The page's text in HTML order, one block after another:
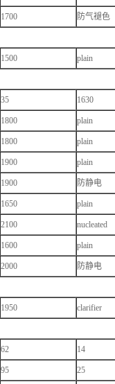
1700 防气褪色
1500 plain
35 1630
1800 plain
1800 plain
1900 plain
1900 防静电
1650 plain
2100 nucleated
1600 plain
2000 防静电
1950 clarifier
62 14
95 25